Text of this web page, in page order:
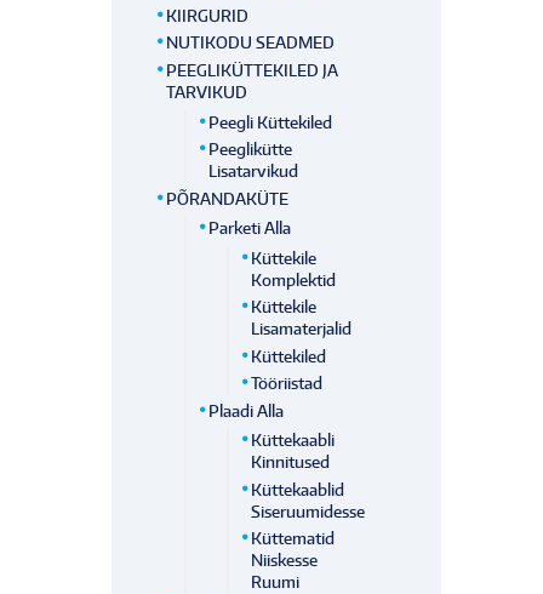
KIIRGURID
NUTIKODU SEADMED
PEEGLIKÜTTEKILED JA
TARVIKUD
Peegli Küttekiled
Peeglikütte
Lisatarvikud
PÕRANDAKÜTE
Parketi Alla
Küttekile
Komplektid
Küttekile
Lisamaterjalid
Küttekiled
Tööriistad
Plaadi Alla
Küttekaabli
Kinnitused
Küttekaablid
Siseruumidesse
Küttematid
Niiskesse
Ruumi